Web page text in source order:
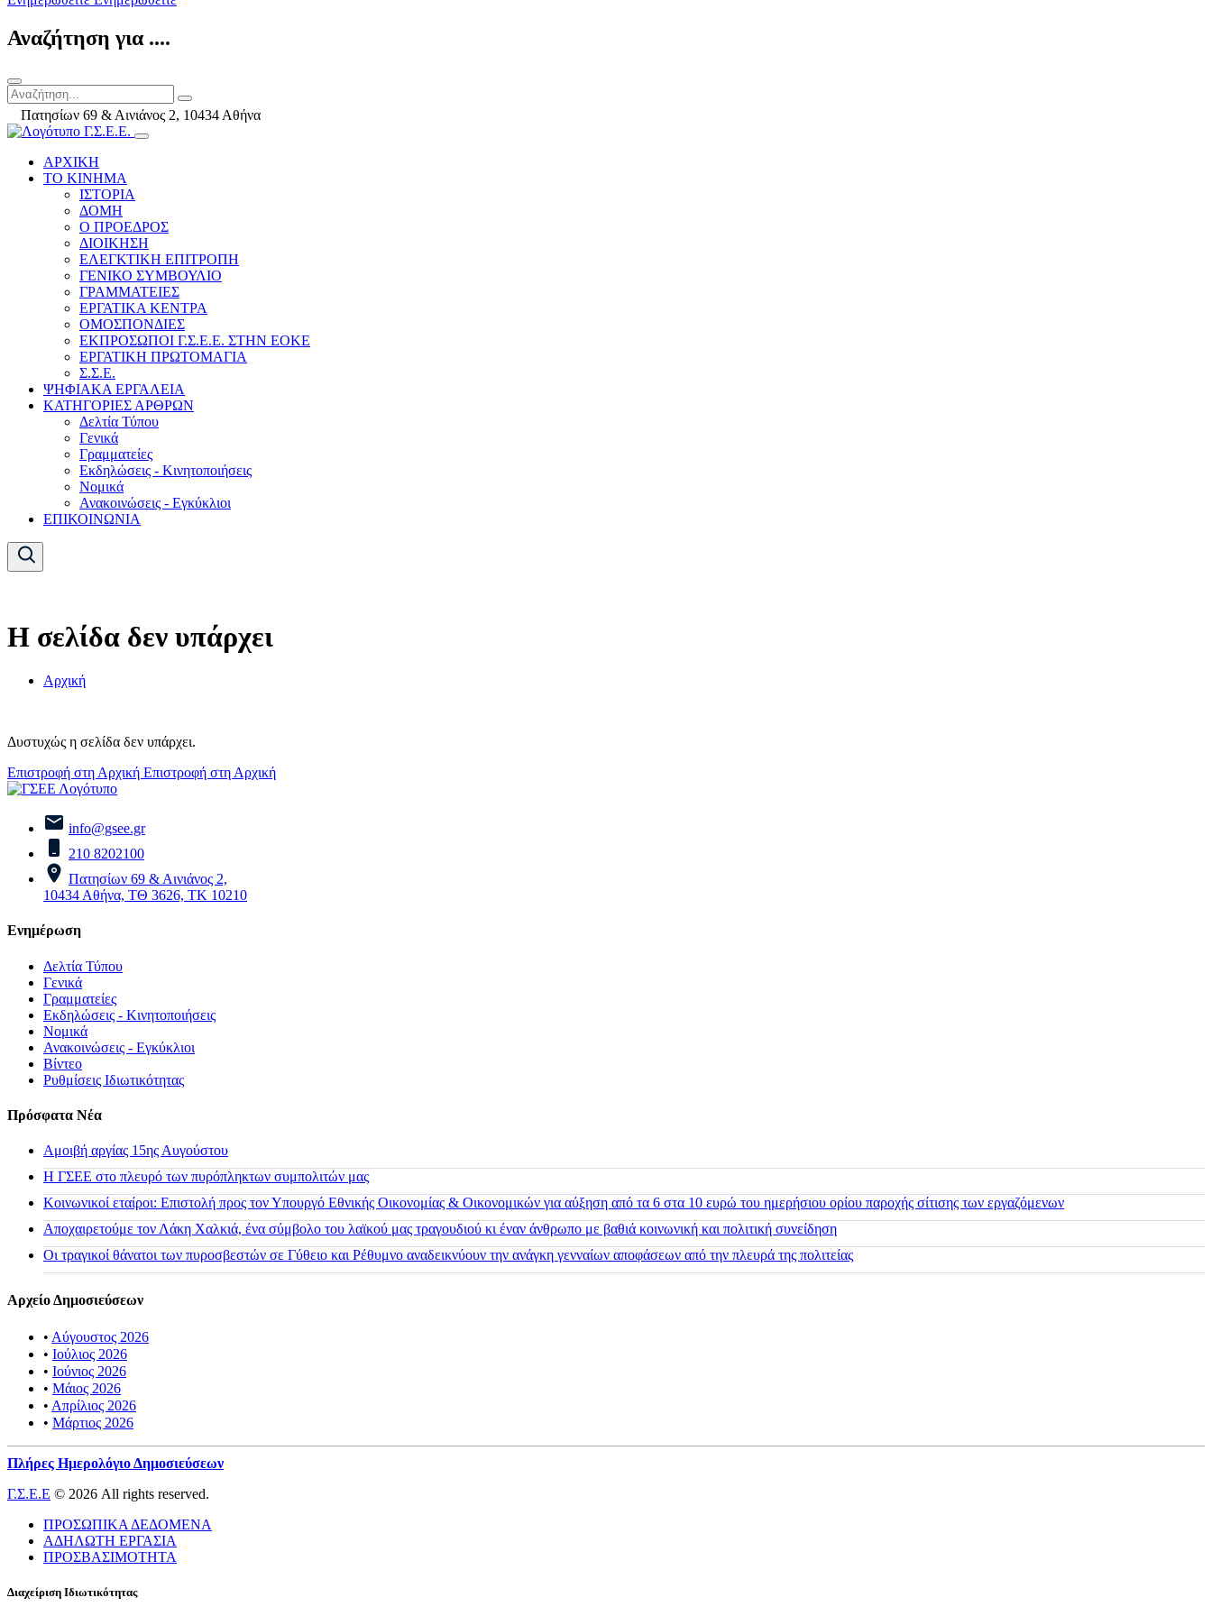
Αναζήτηση για ....
Πατησίων 69 & Αινιάνος 2, 10434 Αθήνα
ΑΡΧΙΚΗ
ΤΟ ΚΙΝΗΜΑ
ΙΣΤΟΡΙΑ
ΔΟΜΗ
Ο ΠΡΟΕΔΡΟΣ
ΔΙΟΙΚΗΣΗ
ΕΛΕΓΚΤΙΚΗ ΕΠΙΤΡΟΠΗ
ΓΕΝΙΚΟ ΣΥΜΒΟΥΛΙΟ
ΓΡΑΜΜΑΤΕΙΕΣ
ΕΡΓΑΤΙΚΑ ΚΕΝΤΡΑ
ΟΜΟΣΠΟΝΔΙΕΣ
ΕΚΠΡΟΣΩΠΟΙ Γ.Σ.Ε.Ε. ΣΤΗΝ ΕΟΚΕ
ΕΡΓΑΤΙΚΗ ΠΡΩΤΟΜΑΓΙΑ
Σ.Σ.Ε.
ΨΗΦΙΑΚΑ ΕΡΓΑΛΕΙΑ
ΚΑΤΗΓΟΡΙΕΣ ΑΡΘΡΩΝ
Δελτία Τύπου
Γενικά
Γραμματείες
Εκδηλώσεις - Κινητοποιήσεις
Νομικά
Ανακοινώσεις - Εγκύκλιοι
ΕΠΙΚΟΙΝΩΝΙΑ
Η σελίδα δεν υπάρχει
Αρχική
Δυστυχώς η σελίδα δεν υπάρχει.
Επιστροφή στη Αρχική Επιστροφή στη Αρχική
info@gsee.gr
210 8202100
Πατησίων 69 & Αινιάνος 2,
10434 Αθήνα, ΤΘ 3626, ΤΚ 10210
Ενημέρωση
Δελτία Τύπου
Γενικά
Γραμματείες
Εκδηλώσεις - Κινητοποιήσεις
Νομικά
Ανακοινώσεις - Εγκύκλιοι
Βίντεο
Ρυθμίσεις Ιδιωτικότητας
Πρόσφατα Νέα
Αμοιβή αργίας 15ης Αυγούστου
H ΓΣΕΕ στο πλευρό των πυρόπληκτων συμπολιτών μας
Κοινωνικοί εταίροι: Επιστολή προς τον Υπουργό Εθνικής Οικονομίας & Οικονομικών για αύξηση από τα 6 στα 10 ευρώ του ημερήσιου ορίου παροχής σίτισης των εργαζόμενων
Αποχαιρετούμε τον Λάκη Χαλκιά, ένα σύμβολο του λαϊκού μας τραγουδιού κι έναν άνθρωπο με βαθιά κοινωνική και πολιτική συνείδηση
Οι τραγικοί θάνατοι των πυροσβεστών σε Γύθειο και Ρέθυμνο αναδεικνύουν την ανάγκη γενναίων αποφάσεων από την πλευρά της πολιτείας
Αρχείο Δημοσιεύσεων
• Αύγουστος 2026
• Ιούλιος 2026
• Ιούνιος 2026
• Μάιος 2026
• Απρίλιος 2026
• Μάρτιος 2026
Πλήρες Ημερολόγιο Δημοσιεύσεων
Γ.Σ.Ε.Ε © 2026 All rights reserved.
ΠΡΟΣΩΠΙΚΑ ΔΕΔΟΜΕΝΑ
ΑΔΗΛΩΤΗ ΕΡΓΑΣΙΑ
ΠΡΟΣΒΑΣΙΜΟΤΗΤΑ
Διαχείριση Ιδιωτικότητας